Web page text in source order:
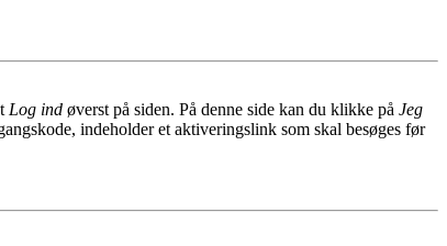
Log ind øverst på siden. På denne side kan du klikke på Jeg
indeholder et aktiveringslink som skal besøges før